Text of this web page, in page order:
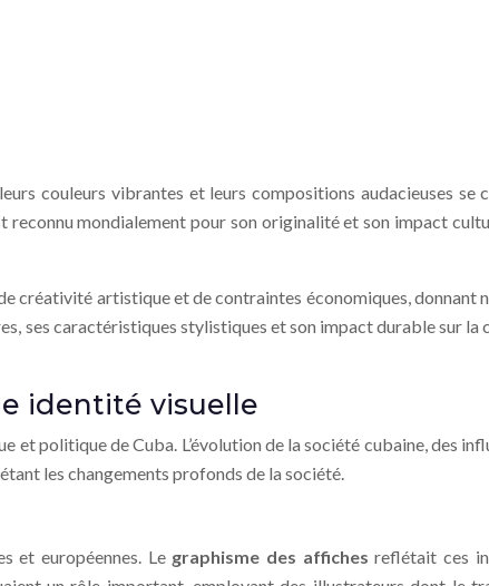
couleurs vibrantes et leurs compositions audacieuses se
reconnu mondialement pour son originalité et son impact
créativité artistique et de contraintes économiques, donnant
ses caractéristiques stylistiques et son impact durable sur
identité visuelle
et politique de Cuba. L’évolution de la société cubaine, des
les changements profonds de la société.
et européennes. Le graphisme des affichesreflétait ces